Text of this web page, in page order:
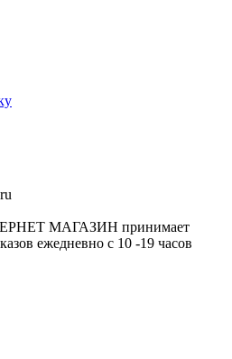
МАГАЗИН принимает
ежедневно с 10 -19 часов